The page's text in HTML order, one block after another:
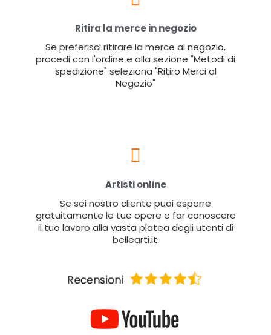
Ritira la merce in negozio
Se preferisci ritirare la merce al negozio,
procedi con l'ordine e alla sezione "Metodi di
spedizione" seleziona "Ritiro Merci al
Negozio"
Artisti online
Se sei nostro cliente puoi esporre
gratuitamente le tue opere e far conoscere
il tuo lavoro alla vasta platea degli utenti di
bellearti.it.